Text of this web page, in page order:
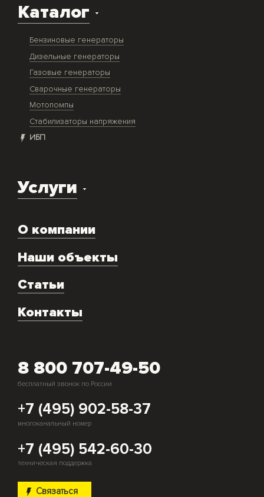
Каталог
Бензиновые генераторы
Дизельные генераторы
Газовые генераторы
Сварочные генераторы
Мотопомпы
Стабилизаторы напряжения
ИБП
Услуги
Экспертиза объекта
Техническое обслуживание
Аренда
Монтаж и подключение оборудования
Скупка генераторов
О компании
Наши объекты
Статьи
Контакты
8 800 707-49-50
бесплатный звонок по России
+7 (495) 902-58-37
многоканальный номер
+7 (495) 542-60-30
техническая поддержка
Связаться